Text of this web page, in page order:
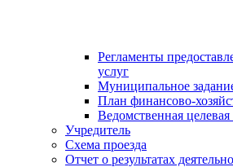
Регламенты
услуг
Муниципальное
План финансово-
Ведомственная
Учредитель
Схема проезда
Отчет о результатах